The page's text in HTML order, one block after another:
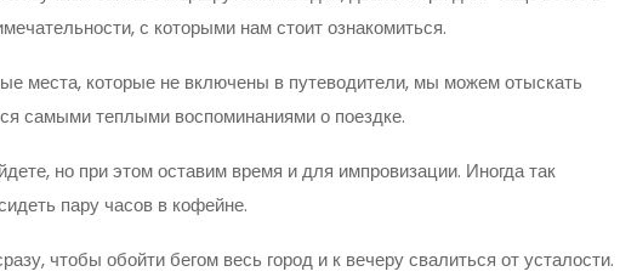
с которыми нам стоит ознакомиться.
места, которые не включены в путеводители, мы можем отыскать
самыми теплыми воспоминаниями о поездке.
но при этом оставим время и для импровизации. Иногда так
пару часов в кофейне.
чтобы обойти бегом весь город и к вечеру свалиться от усталости.